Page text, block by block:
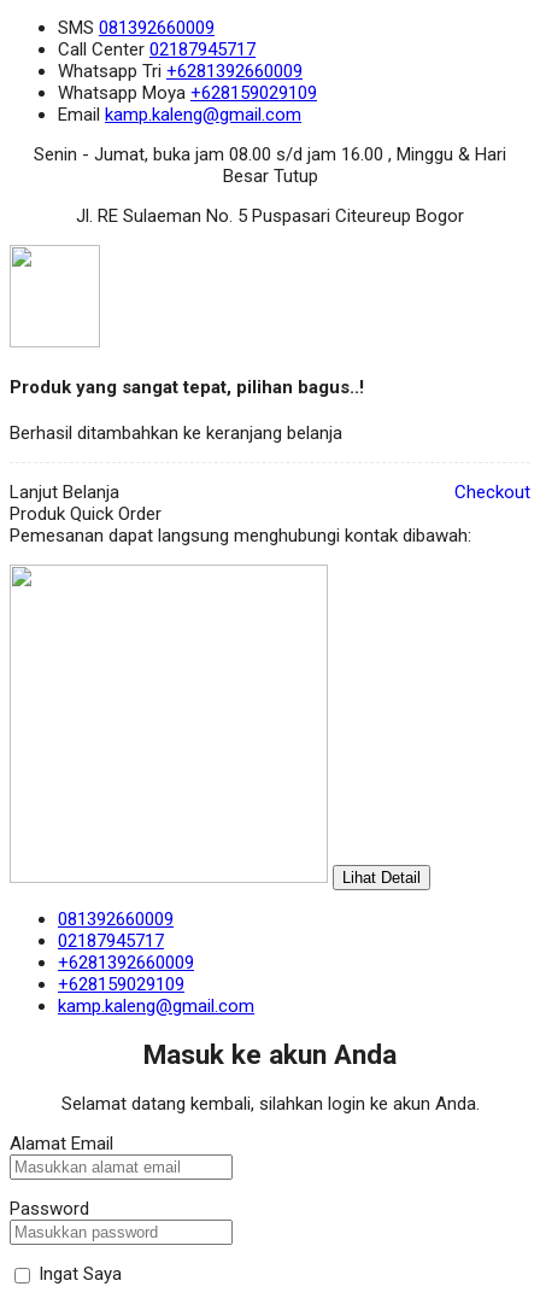
SMS 081392660009
Call Center 02187945717
Whatsapp Tri +6281392660009
Whatsapp Moya +628159029109
Email kamp.kaleng@gmail.com
Senin - Jumat, buka jam 08.00 s/d jam 16.00 , Minggu & Hari
Besar Tutup
Jl. RE Sulaeman No. 5 Puspasari Citeureup Bogor
Produk yang sangat tepat, pilihan bagus..!
Berhasil ditambahkan ke keranjang belanja
Lanjut Belanja
Checkout
Produk Quick Order
Pemesanan dapat langsung menghubungi kontak dibawah:
Lihat Detail
081392660009
02187945717
+6281392660009
+628159029109
kamp.kaleng@gmail.com
Masuk ke akun Anda
Selamat datang kembali, silahkan login ke akun Anda.
Alamat Email
Password
Ingat Saya